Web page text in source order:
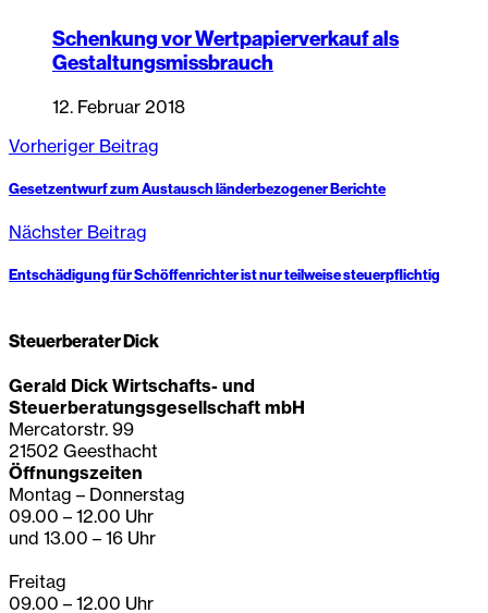
Schenkung vor Wertpapierverkauf als
Gestaltungsmissbrauch
12. Februar 2018
Vorheriger Beitrag
Gesetzentwurf zum Austausch länderbezogener Berichte
Nächster Beitrag
Entschädigung für Schöffenrichter ist nur teilweise steuerpflichtig
Steuerberater Dick
Gerald Dick Wirtschafts- und
Steuerberatungsgesellschaft mbH
Mercatorstr. 99
21502 Geesthacht
Öffnungszeiten
Montag – Donnerstag
09.00 – 12.00 Uhr
und 13.00 – 16 Uhr
Freitag
09.00 – 12.00 Uhr